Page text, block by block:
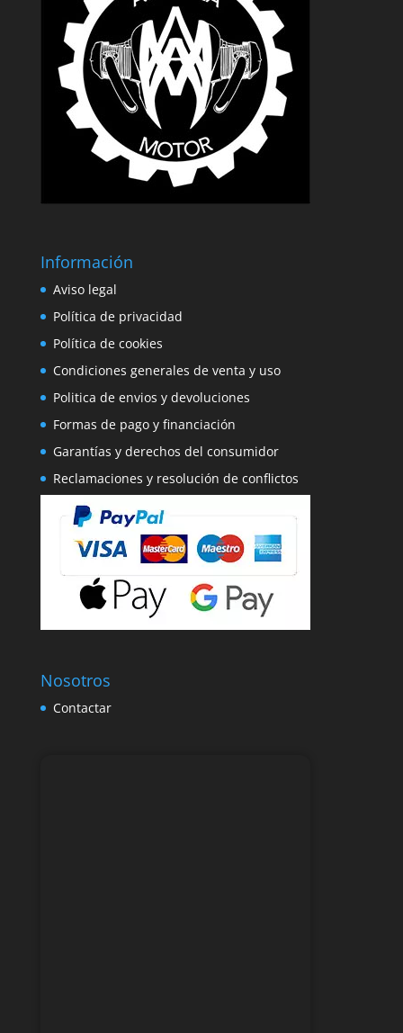
Información
Aviso legal
Política de privacidad
Política de cookies
Condiciones generales de venta y uso
Politica de envios y devoluciones
Formas de pago y financiación
Garantías y derechos del consumidor
Reclamaciones y resolución de conflictos
Nosotros
Contactar